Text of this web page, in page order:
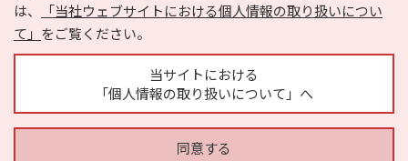
は、
「当社ウェブサイトにおける個人情報の取り扱いについ
て」 をご覧ください。
当サイトにおける
「個人情報の取り扱いについて」へ
同意する
Copyright © HYOJITO.Co.,Ltd. All Rights Reserved.